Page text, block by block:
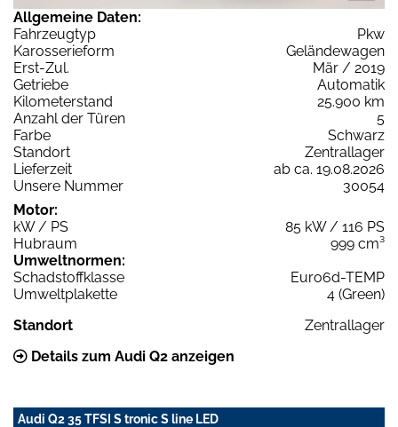
Allgemeine Daten:
Fahrzeugtyp
Pkw
Karosserieform
Geländewagen
Erst-Zul.
Mär / 2019
Getriebe
Automatik
Kilometerstand
25.900 km
Anzahl der Türen
5
Farbe
Schwarz
Standort
Zentrallager
Lieferzeit
ab ca. 19.08.2026
Unsere Nummer
30054
Motor:
kW / PS
85 kW / 116 PS
Hubraum
999 cm³
Umweltnormen:
Schadstoffklasse
Euro6d-TEMP
Umweltplakette
4 (Green)
Standort
Zentrallager
Details zum Audi Q2 anzeigen
Audi Q2 35 TFSI S tronic S line LED